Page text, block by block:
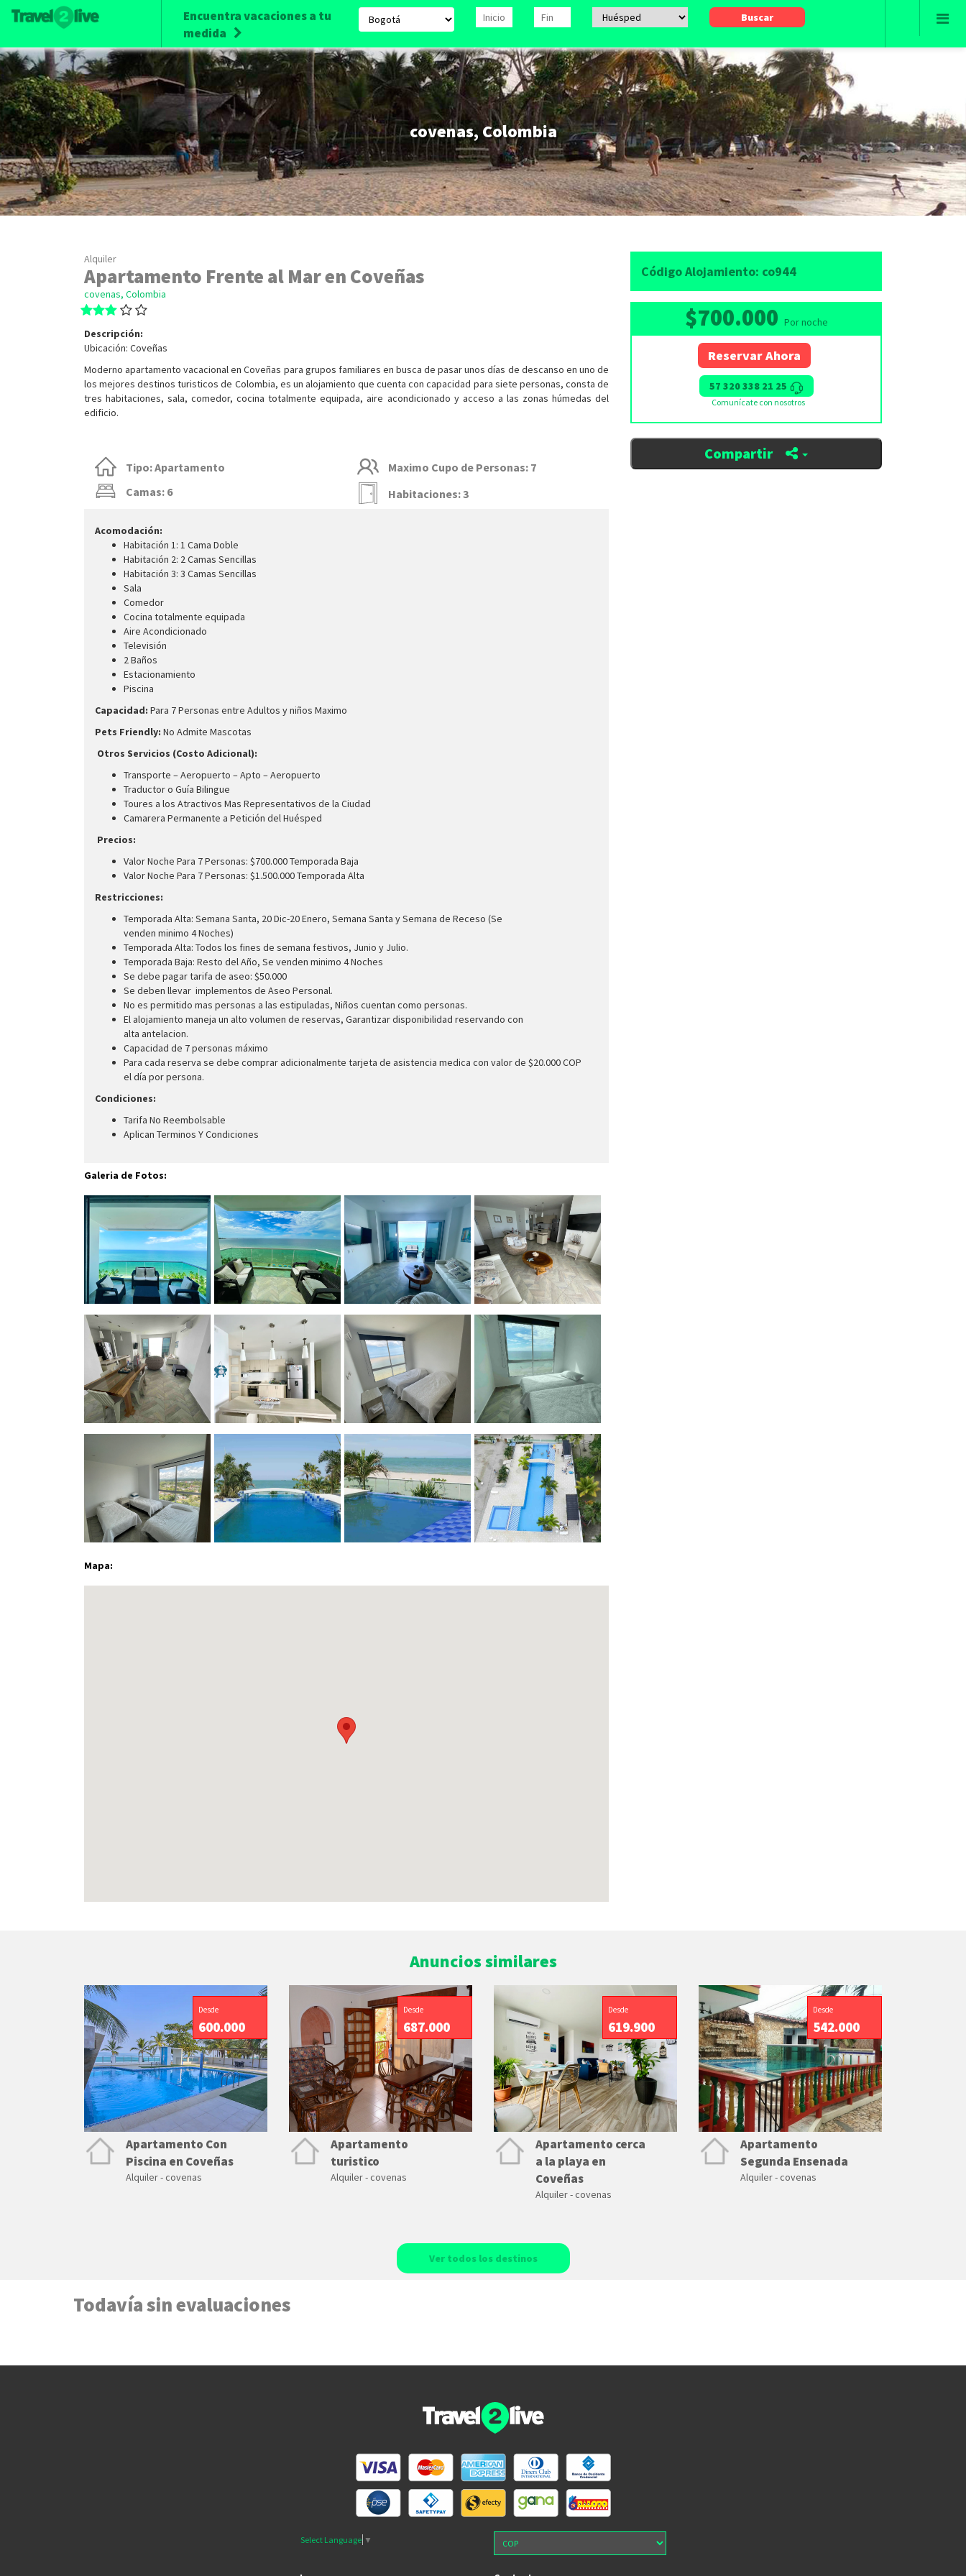
Encuentra vacaciones a tu
medida
covenas, Colombia
Alquiler
Apartamento Frente al Mar en Coveñas
covenas, Colombia
Descripción:
Ubicación: Coveñas
Moderno apartamento vacacional en Coveñas para grupos familiares en busca de pasar unos días de descanso en uno de
los mejores destinos turisticos de Colombia, es un alojamiento que cuenta con capacidad para siete personas, consta de
tres habitaciones, sala, comedor, cocina totalmente equipada, aire acondicionado y acceso a las zonas húmedas del
edificio.
Tipo: Apartamento
Maximo Cupo de Personas: 7
Camas: 6
Habitaciones: 3
Acomodación:
Habitación 1: 1 Cama Doble
Habitación 2: 2 Camas Sencillas
Habitación 3: 3 Camas Sencillas
Sala
Comedor
Cocina totalmente equipada
Aire Acondicionado
Televisión
2 Baños
Estacionamiento
Piscina
Capacidad: Para 7 Personas entre Adultos y niños Maximo
Pets Friendly: No Admite Mascotas
Otros Servicios (Costo Adicional):
Transporte – Aeropuerto – Apto – Aeropuerto
Traductor o Guía Bilingue
Toures a los Atractivos Mas Representativos de la Ciudad
Camarera Permanente a Petición del Huésped
Precios:
Valor Noche Para 7 Personas: $700.000 Temporada Baja
Valor Noche Para 7 Personas: $1.500.000 Temporada Alta
Restricciones:
Temporada Alta: Semana Santa, 20 Dic-20 Enero, Semana Santa y Semana de Receso (Se
venden minimo 4 Noches)
Temporada Alta: Todos los fines de semana festivos, Junio y Julio.
Temporada Baja: Resto del Año, Se venden minimo 4 Noches
Se debe pagar tarifa de aseo: $50.000
Se deben llevar implementos de Aseo Personal.
No es permitido mas personas a las estipuladas, Niños cuentan como personas.
El alojamiento maneja un alto volumen de reservas, Garantizar disponibilidad reservando con
alta antelacion.
Capacidad de 7 personas máximo
Para cada reserva se debe comprar adicionalmente tarjeta de asistencia medica con valor de $20.000 COP
el día por persona.
Condiciones:
Tarifa No Reembolsable
Aplican Terminos Y Condiciones
Código Alojamiento: co944
$700.000 Por noche
Reservar Ahora
57 320 338 21 25
Comunícate con nosotros
Compartir
Galeria de Fotos:
Mapa:
Anuncios similares
Desde
600.000
Apartamento Con
Piscina en Coveñas
Alquiler - covenas
Desde
687.000
Apartamento
turistico
Alquiler - covenas
Desde
619.900
Apartamento cerca
a la playa en
Coveñas
Alquiler - covenas
Desde
542.000
Apartamento
Segunda Ensenada
Alquiler - covenas
Ver todos los destinos
Todavía sin evaluaciones
Select Language ▼